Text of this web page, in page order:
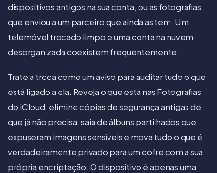
dispositivos antigos na sua conta, ou as fotografias
que enviou a um parceiro que ainda as tem. Um
telemóvel trocado limpo e uma conta na nuvem
desorganizada coexistem frequentemente.
Trate a troca como um aviso para auditar tudo o que
está ligado a ela. Reveja o que está nas Fotografias
do iCloud, elimine cópias de segurança antigas de
que já não precisa, saia de álbuns partilhados que
expuseram imagens sensíveis e mova tudo o que é
verdadeiramente privado para um cofre com a sua
própria encriptação. O dispositivo é apenas uma